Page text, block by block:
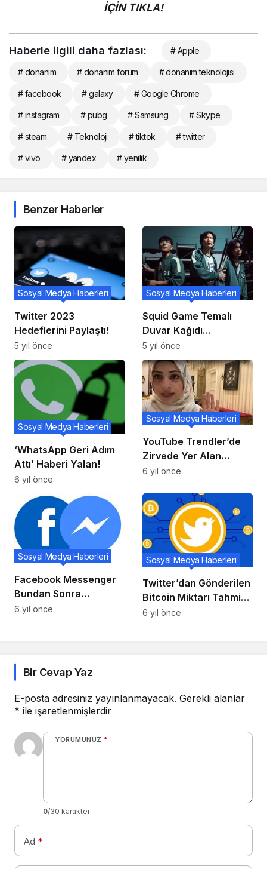
İÇİN TIKLA!
Haberle ilgili daha fazlası: # Apple
# donanım # donanım forum # donanım teknolojisi
# facebook # galaxy # Google Chrome
# instagram # pubg # Samsung # Skype
# steam # Teknoloji # tiktok # twitter
# vivo # yandex # yenilik
Benzer Haberler
Twitter 2023
Hedeflerini Paylaştı!
Sosyal Medya Haberleri
5 yıl önce
Squid Game Temalı
Duvar Kağıdı
Uygulaması Sahte
Duvar Kağıtlarıyla
Telefonlara Sızıyor
Sosyal Medya Haberleri
5 yıl önce
‘WhatsApp Geri Adım
Attı’ Haberi Yalan!
Sosyal Medya Haberleri
6 yıl önce
YouTube Trendler’de
Zirvede Yer Alan
Arapça Video Ciddi Bir
!
Sosyal Medya Haberleri
6 yıl önce
Facebook Messenger
Bundan Sonra
Ekranınızı Mobil
Sosyal Medya Haberleri
6 yıl önce
Twitter’dan Gönderilen
Bitcoin Miktarı Tahmin
Edilenden Çok Daha
Sosyal Medya Haberleri
6 yıl önce
Bir Cevap Yaz
E-posta adresiniz yayınlanmayacak. Gerekli alanlar
* ile işaretlenmişlerdir
YORUMUNUZ *
0/30 karakter
Ad *